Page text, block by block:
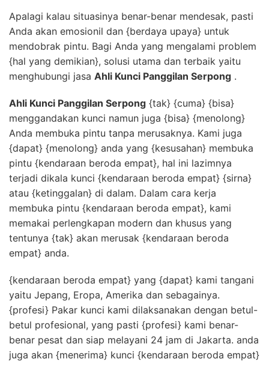
Apalagi kalau situasinya benar-benar mendesak, pasti
Anda akan emosionil dan {berdaya upaya} untuk
mendobrak pintu. Bagi Anda yang mengalami problem
{hal yang demikian}, solusi utama dan terbaik yaitu
menghubungi jasa Ahli Kunci Panggilan Serpong .
Ahli Kunci Panggilan Serpong {tak} {cuma} {bisa}
menggandakan kunci namun juga {bisa} {menolong}
Anda membuka pintu tanpa merusaknya. Kami juga
{dapat} {menolong} anda yang {kesusahan} membuka
pintu {kendaraan beroda empat}, hal ini lazimnya
terjadi dikala kunci {kendaraan beroda empat} {sirna}
atau {ketinggalan} di dalam. Dalam cara kerja
membuka pintu {kendaraan beroda empat}, kami
memakai perlengkapan modern dan khusus yang
tentunya {tak} akan merusak {kendaraan beroda
empat} anda.
{kendaraan beroda empat} yang {dapat} kami tangani
yaitu Jepang, Eropa, Amerika dan sebagainya.
{profesi} Pakar kunci kami dilaksanakan dengan betul-
betul profesional, yang pasti {profesi} kami benar-
benar pesat dan siap melayani 24 jam di Jakarta. anda
juga akan {menerima} kunci {kendaraan beroda empat}